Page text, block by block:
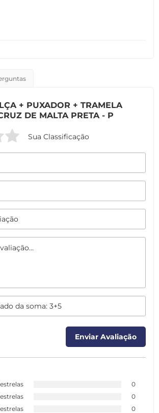
+ PUXADOR + TRAMELA
DE MALTA PRETA - P
Sua Classificação
0
0
0